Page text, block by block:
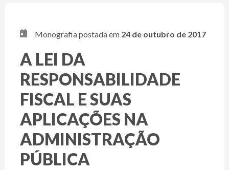
Monografia postada em 24 de outubro de 2017
A LEI DA
RESPONSABILIDADE
FISCAL E SUAS
APLICAÇÕES NA
ADMINISTRAÇÃO
PÚBLICA